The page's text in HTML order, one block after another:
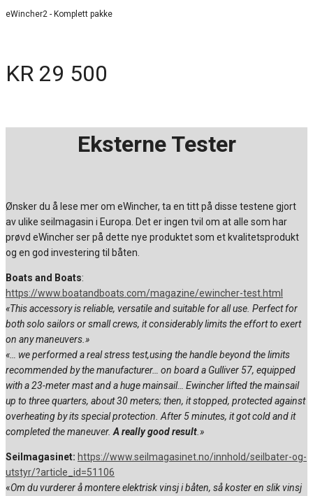
eWincher2 - Komplett pakke
KR 29 500
Eksterne Tester
Ønsker du å lese mer om eWincher, ta en titt på disse testene gjort
av ulike seilmagasin i Europa. Det er ingen tvil om at alle som har
prøvd eWincher ser på dette nye produktet som et kvalitetsprodukt
og en god investering til båten.
Boats and Boats:
https://www.boatandboats.com/magazine/ewincher-test.html
«This accessory is reliable, versatile and suitable for all use. Perfect for
both solo sailors or small crews, it considerably limits the effort to exert
on any maneuvers.»
«… we performed a real stress test,using the handle beyond the limits
recommended by the manufacturer… on board a Gulliver 57, equipped
with a 23-meter mast and a huge mainsail… Ewincher lifted the mainsail
up to three quarters, about 30 meters; then, it stopped, protected against
overheating by its special protection. After 5 minutes, it got cold and it
completed the maneuver. A really good result .»
Seilmagasinet: https://www.seilmagasinet.no/innhold/seilbater-og-
utstyr/?article_id=51106
«Om du vurderer å montere elektrisk vinsj i båten, så koster en slik vinsj